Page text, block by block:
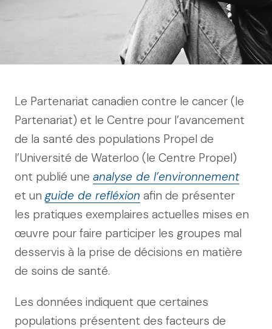
Le Partenariat canadien contre le cancer (le
Partenariat) et le Centre pour l’avancement
de la santé des populations Propel de
l’Université de Waterloo (le Centre Propel)
ont publié une analyse de l’environnement
et unguide de refléxion afin de présenter
les pratiques exemplaires actuelles mises en
œuvre pour faire participer les groupes mal
desservis à la prise de décisions en matière
de soins de santé.
Les données indiquent que certaines
populations présentent des facteurs de